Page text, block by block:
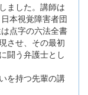
ました。講師は
本視覚障害者団
点字の六法全書
させ、その最初
闘う弁護士とし
を持つ先輩の講